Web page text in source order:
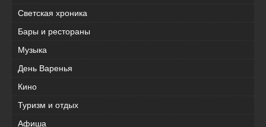
Светская хроника
Бары и рестораны
Музыка
День Варенья
Кино
Туризм и отдых
Афиша